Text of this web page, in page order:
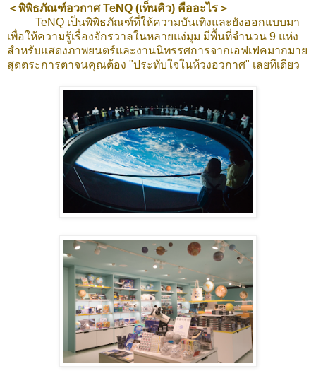
＜พิพิธภัณฑ์อวกาศ TeNQ (เท็นคิว) คืออะไร＞
TeNQ เป็นพิพิธภัณฑ์ที่ให้ความบันเทิงและยังออกแบบมา
เพื่อให้ความรู้เรื่องจักรวาลในหลายแง่มุม มีพื้นที่จำนวน 9 แห่ง
สำหรับแสดงภาพยนตร์และงานนิทรรศการจากเอฟเฟคมากมาย
สุดตระการตาจนคุณต้อง "ประทับใจในห้วงอวกาศ" เลยทีเดียว